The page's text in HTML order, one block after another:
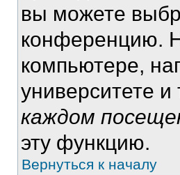
вы можете
конференцию.
компьютере,
университете
каждом
эту функцию.
Вернуться к началу